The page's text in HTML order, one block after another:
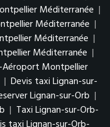
Méditerranée |
Méditerranée |
Méditerranée |
Méditerranée |
Aéroport Montpellier
| Devis taxi Lignan-sur-
Lignan-sur-Orb |
| Taxi Lignan-sur-Orb-